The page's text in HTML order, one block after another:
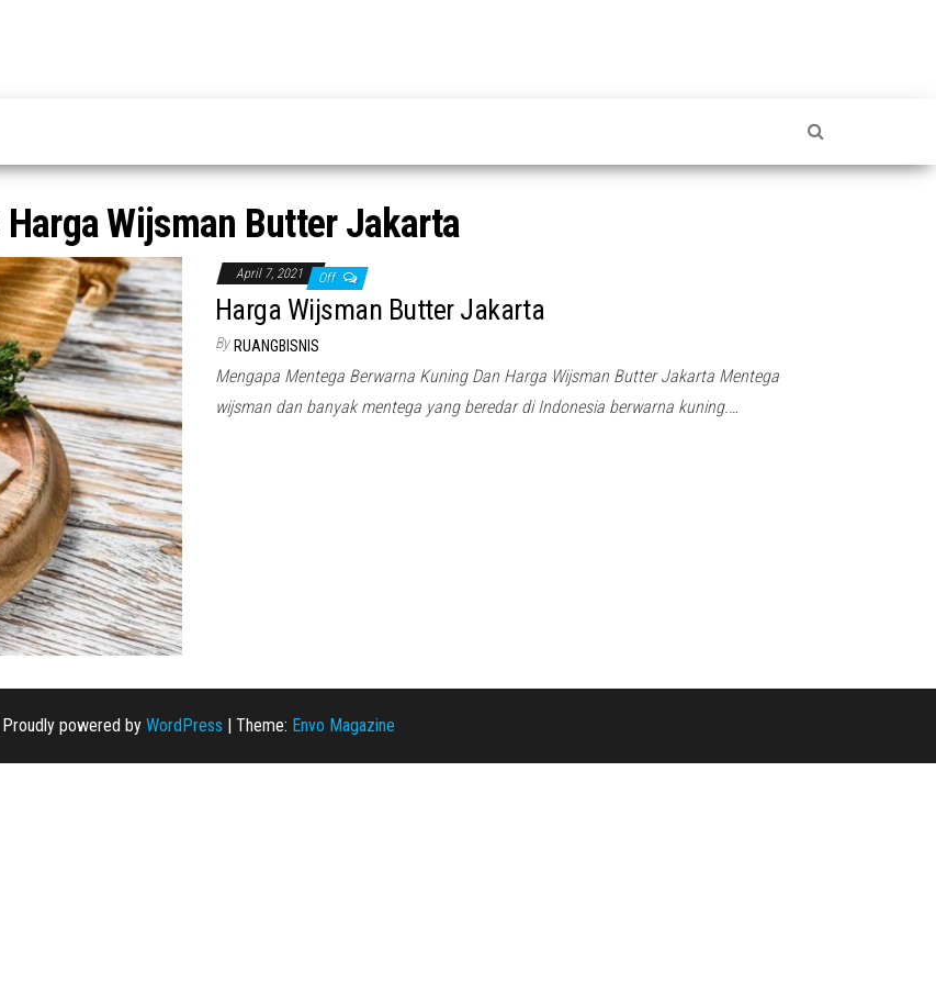
Harga Wijsman Butter Jakarta
April 7, 2021 Off
Harga Wijsman Butter Jakarta
By RUANGBISNIS
Mengapa Mentega Berwarna Kuning Dan Harga Wijsman Butter Jakarta Mentega
wijsman dan banyak mentega yang beredar di Indonesia berwarna kuning.…
Proudly powered by WordPress | Theme: Envo Magazine